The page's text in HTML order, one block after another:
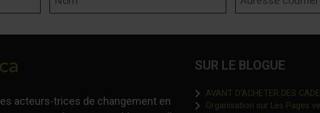
acteurs-trices de changement en
SUR LE BLOGUE
AVANT D’ACHETER DES
Organisation sur Les Pages